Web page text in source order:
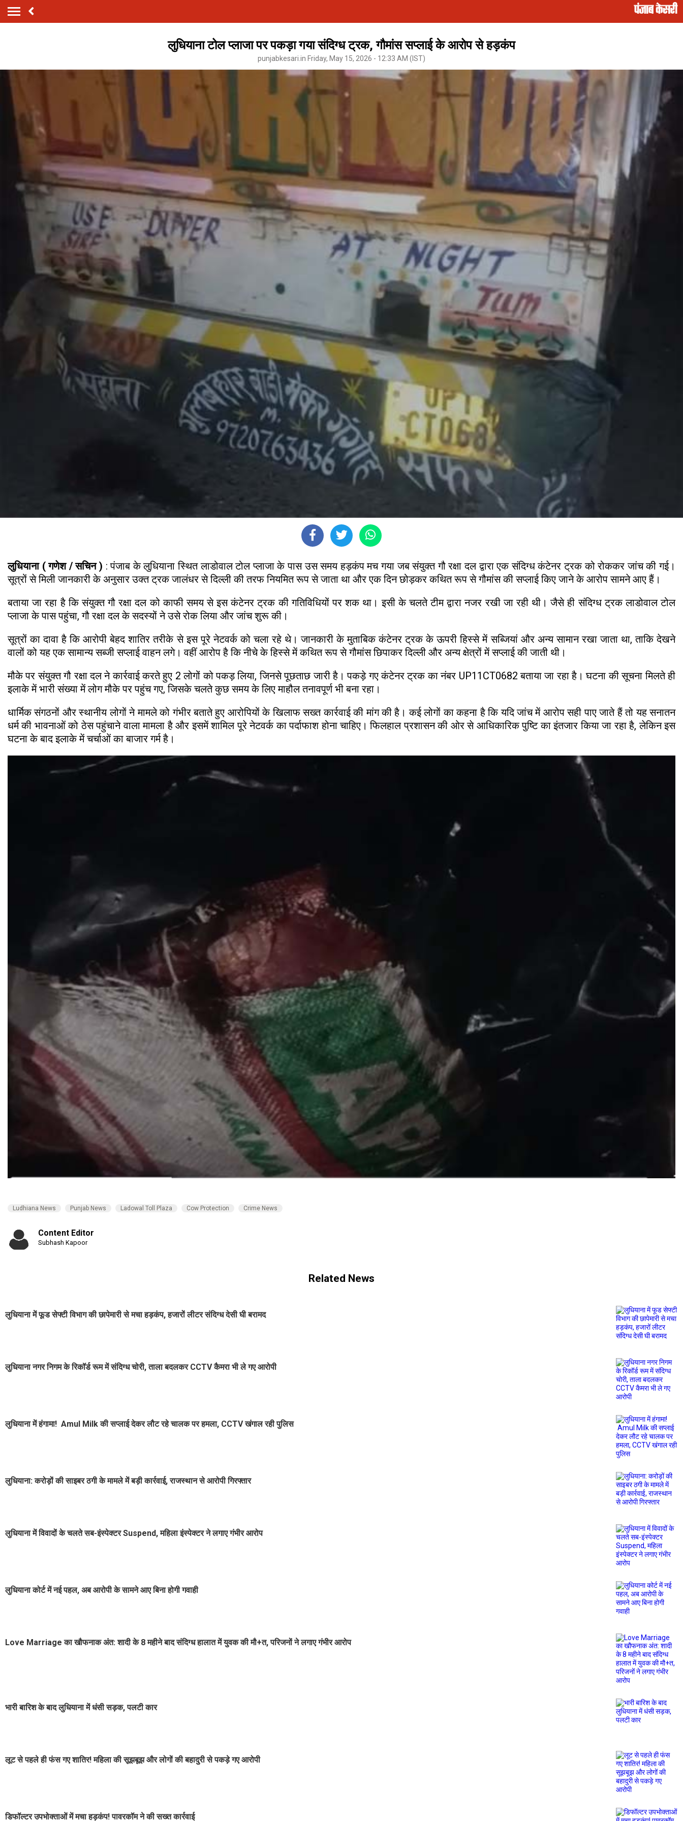
लुधियाना टोल प्लाजा पर पकड़ा गया संदिग्ध ट्रक, गौमांस सप्लाई के आरोप से हड़कंप
punjabkesari.in Friday, May 15, 2026 - 12:33 AM (IST)
लुधियाना ( गणेश / सचिन ) : पंजाब के लुधियाना स्थित लाडोवाल टोल प्लाजा के पास उस समय हड़कंप मच गया जब संयुक्त गौ रक्षा दल द्वारा एक संदिग्ध कंटेनर ट्रक को रोककर जांच की गई।
सूत्रों से मिली जानकारी के अनुसार उक्त ट्रक जालंधर से दिल्ली की तरफ नियमित रूप से जाता था और एक दिन छोड़कर कथित रूप से गौमांस की सप्लाई किए जाने के आरोप सामने आए हैं।
बताया जा रहा है कि संयुक्त गौ रक्षा दल को काफी समय से इस कंटेनर ट्रक की गतिविधियों पर शक था। इसी के चलते टीम द्वारा नजर रखी जा रही थी। जैसे ही संदिग्ध ट्रक लाडोवाल टोल
प्लाजा के पास पहुंचा, गौ रक्षा दल के सदस्यों ने उसे रोक लिया और जांच शुरू की।
सूत्रों का दावा है कि आरोपी बेहद शातिर तरीके से इस पूरे नेटवर्क को चला रहे थे। जानकारी के मुताबिक कंटेनर ट्रक के ऊपरी हिस्से में सब्जियां और अन्य सामान रखा जाता था, ताकि देखने
वालों को यह एक सामान्य सब्जी सप्लाई वाहन लगे। वहीं आरोप है कि नीचे के हिस्से में कथित रूप से गौमांस छिपाकर दिल्ली और अन्य क्षेत्रों में सप्लाई की जाती थी।
मौके पर संयुक्त गौ रक्षा दल ने कार्रवाई करते हुए 2 लोगों को पकड़ लिया, जिनसे पूछताछ जारी है। पकड़े गए कंटेनर ट्रक का नंबर UP11CT0682 बताया जा रहा है। घटना की सूचना मिलते ही
इलाके में भारी संख्या में लोग मौके पर पहुंच गए, जिसके चलते कुछ समय के लिए माहौल तनावपूर्ण भी बना रहा।
धार्मिक संगठनों और स्थानीय लोगों ने मामले को गंभीर बताते हुए आरोपियों के खिलाफ सख्त कार्रवाई की मांग की है। कई लोगों का कहना है कि यदि जांच में आरोप सही पाए जाते हैं तो यह सनातन
धर्म की भावनाओं को ठेस पहुंचाने वाला मामला है और इसमें शामिल पूरे नेटवर्क का पर्दाफाश होना चाहिए। फिलहाल प्रशासन की ओर से आधिकारिक पुष्टि का इंतजार किया जा रहा है, लेकिन इस
घटना के बाद इलाके में चर्चाओं का बाजार गर्म है।
Ludhiana News Punjab News Ladowal Toll Plaza Cow Protection Crime News
Content Editor
Subhash Kapoor
Related News
लुधियाना में फूड सेफ्टी विभाग की छापेमारी से मचा हड़कंप, हजारों लीटर संदिग्ध देसी घी बरामद
लुधियाना नगर निगम के रिकॉर्ड रूम में संदिग्ध चोरी, ताला बदलकर CCTV कैमरा भी ले गए आरोपी
लुधियाना में हंगामा! Amul Milk की सप्लाई देकर लौट रहे चालक पर हमला, CCTV खंगाल रही पुलिस
लुधियाना: करोड़ों की साइबर ठगी के मामले में बड़ी कार्रवाई, राजस्थान से आरोपी गिरफ्तार
लुधियाना में विवादों के चलते सब-इंस्पेक्टर Suspend, महिला इंस्पेक्टर ने लगाए गंभीर आरोप
लुधियाना कोर्ट में नई पहल, अब आरोपी के सामने आए बिना होगी गवाही
Love Marriage का खौफनाक अंत: शादी के 8 महीने बाद संदिग्ध हालात में युवक की मौ+त, परिजनों ने लगाए गंभीर आरोप
भारी बारिश के बाद लुधियाना में धंसी सड़क, पलटी कार
लूट से पहले ही फंस गए शातिर! महिला की सूझबूझ और लोगों की बहादुरी से पकड़े गए आरोपी
डिफॉल्टर उपभोक्ताओं में मचा हड़कंप! पावरकॉम ने की सख्त कार्रवाई